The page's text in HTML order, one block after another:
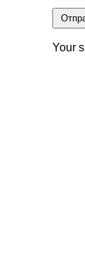
Your